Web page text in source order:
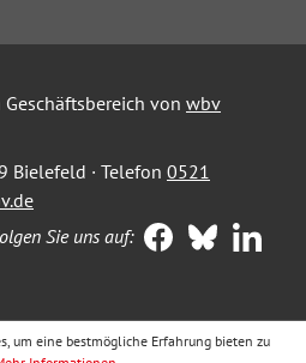
Geschäftsbereich von wbv
Bielefeld · Telefon 0521
Sie uns auf:
um eine bestmögliche Erfahrung bieten zu